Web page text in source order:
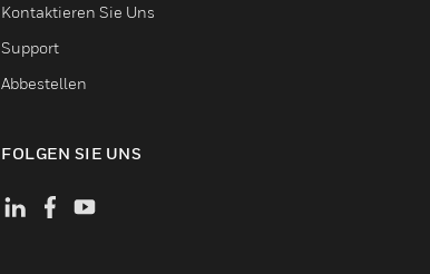
Kontaktieren Sie Uns
Support
Abbestellen
FOLGEN SIE UNS